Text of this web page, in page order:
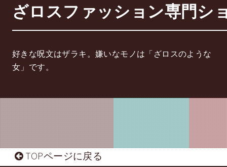
ざロスファッション専門シ
好きな呪文はザラキ。嫌いなモノは「ざロスのような
女」です。
TOPページに戻る